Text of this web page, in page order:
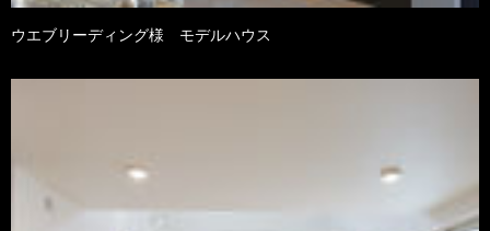
ウエブリーディング様 モデルハウス